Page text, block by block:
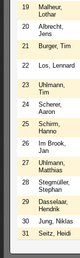
19
Malheur,
Lothar
20
Albrecht,
Jens
21 Burger, Tim
22 Los, Lennard
23
Uhlmann,
Tim
24
Scherer,
Aaron
25
Schirm,
Hanno
26
Im Brook,
Jan
27
Uhlmann,
Matthias
28
Stegmüller,
Stephan
29
Dasselaar,
Hendrik
30 Jung, Niklas
31
Seitz, Heidi